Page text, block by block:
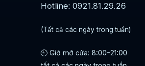
Hotline: 0921.81.29.26
(Tất cả các ngày trong tuần)
🕘 Giờ mở cửa: 8:00-21:00